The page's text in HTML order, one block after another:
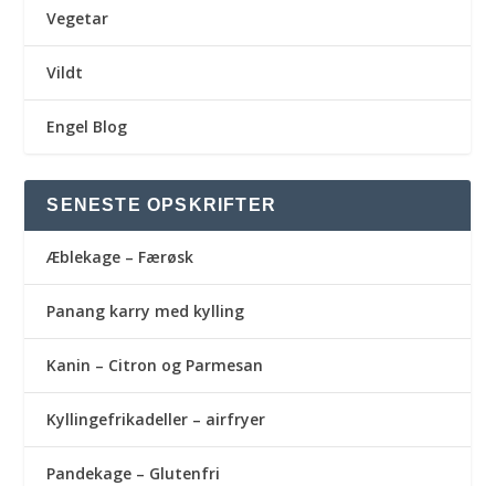
Vegetar
Vildt
Engel Blog
SENESTE OPSKRIFTER
Æblekage – Færøsk
Panang karry med kylling
Kanin – Citron og Parmesan
Kyllingefrikadeller – airfryer
Pandekage – Glutenfri